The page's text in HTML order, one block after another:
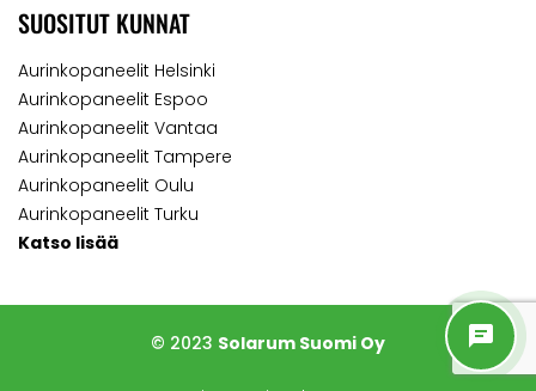
SUOSITUT KUNNAT
Aurinkopaneelit Helsinki
Aurinkopaneelit Espoo
Aurinkopaneelit Vantaa
Aurinkopaneelit Tampere
Aurinkopaneelit Oulu
Aurinkopaneelit Turku
Katso lisää
© 2023 Solarum Suomi Oy